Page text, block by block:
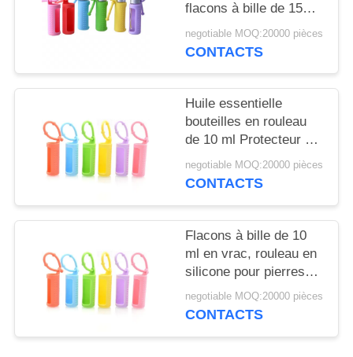
NOUVELLES
DEMANDEZ
DEVIS
PLAN
SITE
PRIVACY
POLICY
flacons à bille de 15
ml, portable, monté sur
cordon, flacon à bille
pour flacon
negotiable MOQ:20000 pièces
CONTACTS
Huile essentielle
bouteilles en rouleau
de 10 ml Protecteur à
manches en silicone
coloré Pour les
negotiable MOQ:20000 pièces
CONTACTS
Flacons à bille de 10
ml en vrac, rouleau en
silicone pour pierres
précieuses, support
pour flacons roll-on de
negotiable MOQ:20000 pièces
CONTACTS